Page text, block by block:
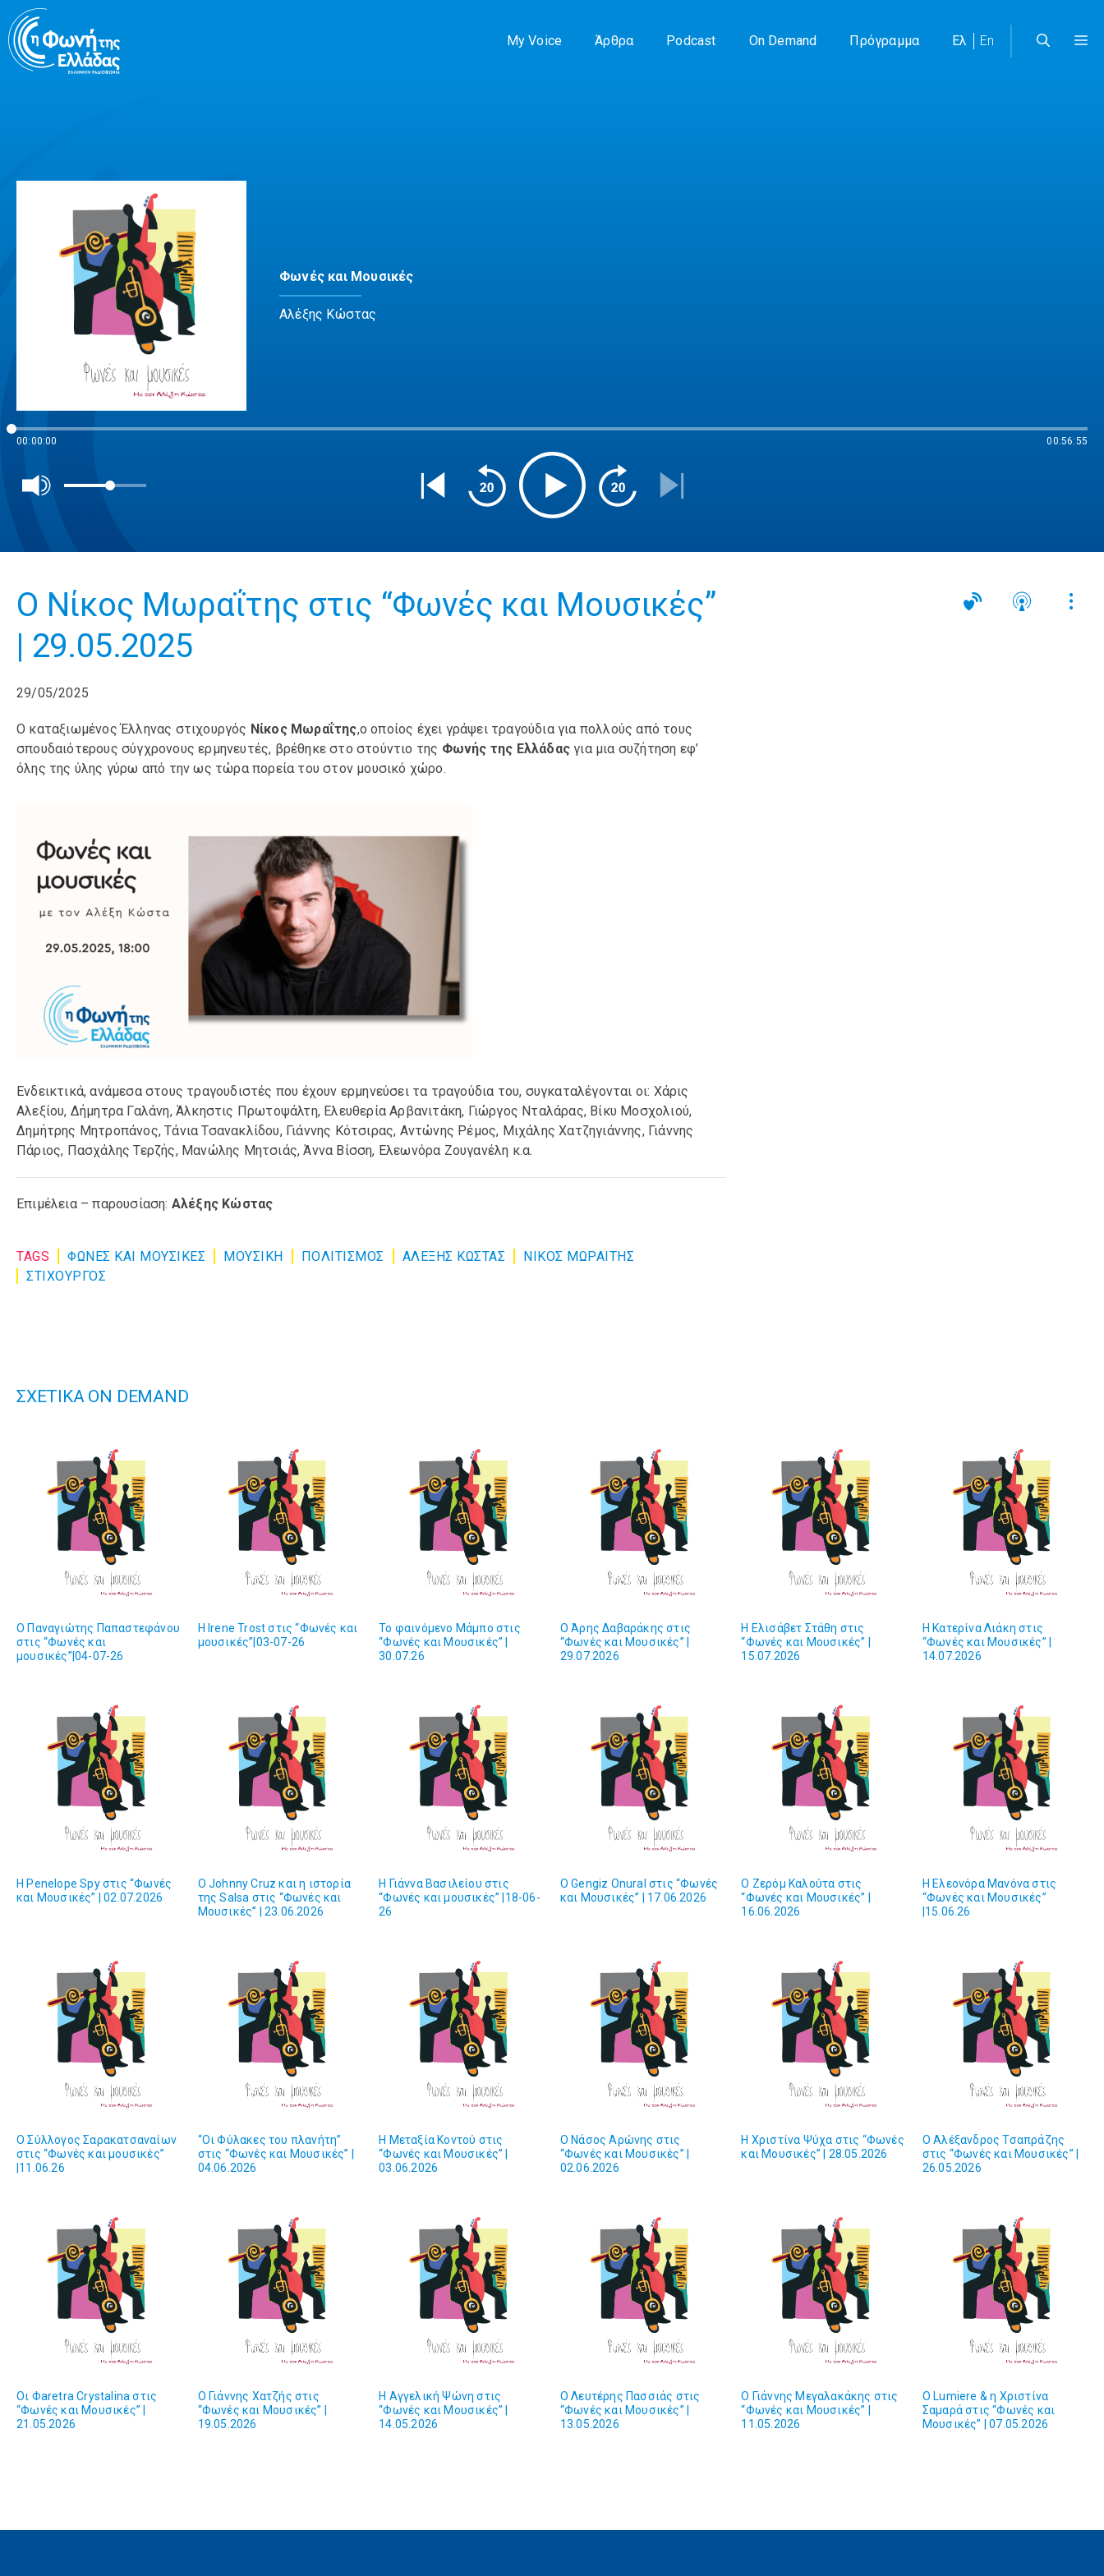
Μετάβαση
σε
περιεχόμενο
My Voice Άρθρα Podcast On Demand Πρόγραμμα Ελ En
Φωνές και Μουσικές
Αλέξης Κώστας
00:00:00 00:56:55
O Nίκος Μωραΐτης στις “Φωνές και Μουσικές”
| 29.05.2025
29/05/2025
Ο καταξιωμένος Έλληνας στιχουργός Νίκος Μωραΐτης,ο οποίος έχει γράψει τραγούδια για πολλούς από τους
σπουδαιότερους σύγχρονους ερμηνευτές, βρέθηκε στο στούντιο της Φωνής της Ελλάδας για μια συζήτηση εφ’
όλης της ύλης γύρω από την ως τώρα πορεία του στον μουσικό χώρο.
Ενδεικτικά, ανάμεσα στους τραγουδιστές που έχουν ερμηνεύσει τα τραγούδια του, συγκαταλέγονται οι: Χάρις
Αλεξίου, Δήμητρα Γαλάνη, Άλκηστις Πρωτοψάλτη, Ελευθερία Αρβανιτάκη, Γιώργος Νταλάρας, Βίκυ Μοσχολιού,
Δημήτρης Μητροπάνος, Τάνια Τσανακλίδου, Γιάννης Κότσιρας, Αντώνης Ρέμος, Μιχάλης Χατζηγιάννης, Γιάννης
Πάριος, Πασχάλης Τερζής, Μανώλης Μητσιάς, Άννα Βίσση, Ελεωνόρα Ζουγανέλη κ.α.
Επιμέλεια – παρουσίαση: Αλέξης Κώστας
TAGS ΦΩΝΕΣ ΚΑΙ ΜΟΥΣΙΚΕΣ ΜΟΥΣΙΚΉ ΠΟΛΙΤΙΣΜΌΣ ΑΛΕΞΗΣ ΚΩΣΤΑΣ
ΝΙΚΟΣ ΜΩΡΑΙΤΗΣ
ΣΤΙΧΟΥΡΓΟΣ
ΣΧΕΤΙΚΑ ON DEMAND
O Παναγιώτης Παπαστεφάνου
στις “Φωνές και
μουσικές”|04-07-26
Η Ιrene Trost στις “Φωνές και
μουσικές”|03-07-26
Το φαινόμενο Μάμπο στις
“Φωνές και Μουσικές” |
30.07.26
O Άρης Δαβαράκης στις
“Φωνές και Mουσικές” |
29.07.2026
Η Ελισάβετ Στάθη στις
“Φωνές και Mουσικές” |
15.07.2026
H Κατερίνα Λιάκη στις
“Φωνές και Μουσικές” |
14.07.2026
H Penelope Spy στις “Φωνές
και Μουσικές” | 02.07.2026
Ο Johnny Cruz και η ιστορία
της Salsa στις “Φωνές και
Μουσικές” | 23.06.2026
H Γιάννα Βασιλείου στις
“Φωνές και μουσικές” |18-06-
26
O Gengiz Onural στις “Φωνές
και Μουσικές” | 17.06.2026
O Ζερόμ Καλούτα στις
“Φωνές και Mουσικές” |
16.06.2026
Η Ελεονόρα Μανόνα στις
“Φωνές και Μουσικές”
|15.06.26
Ο Σύλλογος Σαρακατσαναίων
στις “Φωνές και μουσικές”
|11.06.26
“Οι Φύλακες του πλανήτη”
στις “Φωνές και Mουσικές” |
04.06.2026
H Μεταξία Κοντού στις
“Φωνές και Mουσικές” |
03.06.2026
O Νάσος Αρώνης στις
“Φωνές και Μουσικές” |
02.06.2026
Η Χριστίνα Ψύχα στις “Φωνές
και Μουσικές” | 28.05.2026
O Αλέξανδρος Τσαπράζης
στις “Φωνές και Μουσικές” |
26.05.2026
Οι Φaretra Crystalina στις
“Φωνές και Mουσικές” |
21.05.2026
O Γιάννης Χατζής στις
“Φωνές και Mουσικές” |
19.05.2026
H Αγγελική Ψώνη στις
“Φωνές και Mουσικές” |
14.05.2026
O Λευτέρης Πασσιάς στις
“Φωνές και Mουσικές” |
13.05.2026
Ο Γιάννης Μεγαλακάκης στις
“Φωνές και Μουσικές” |
11.05.2026
Ο Lumiere & η Χριστίνα
Σαμαρά στις “Φωνές και
Μουσικές” | 07.05.2026